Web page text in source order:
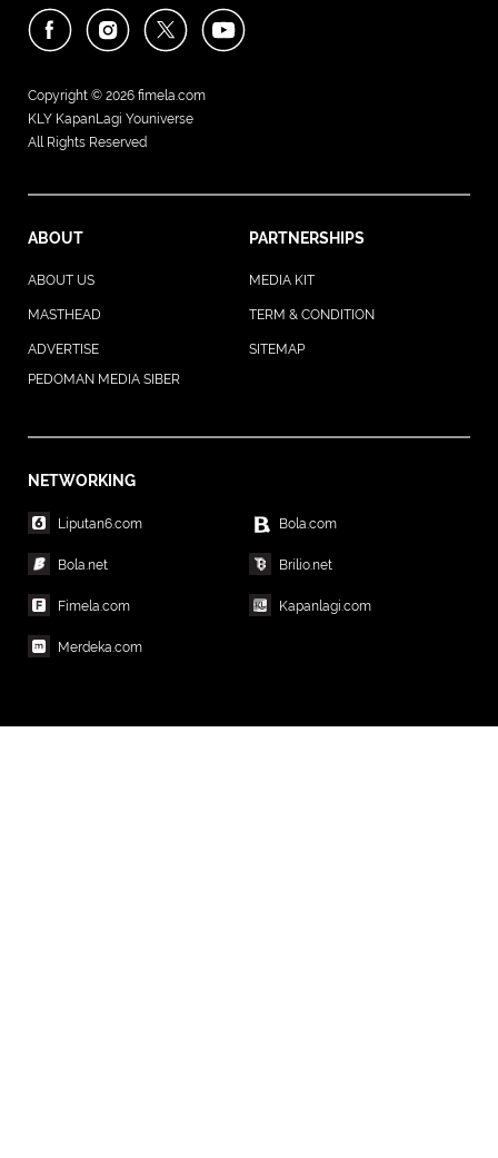
Copyright © 2026 fimela.com
KLY KapanLagi Youniverse
All Rights Reserved
ABOUT PARTNERSHIPS
ABOUT US MEDIA KIT
MASTHEAD TERM & CONDITION
ADVERTISE
SITEMAP
PEDOMAN MEDIA SIBER
NETWORKING
Liputan6.com Bola.com
Bola.net Brilio.net
Fimela.com Kapanlagi.com
Merdeka.com